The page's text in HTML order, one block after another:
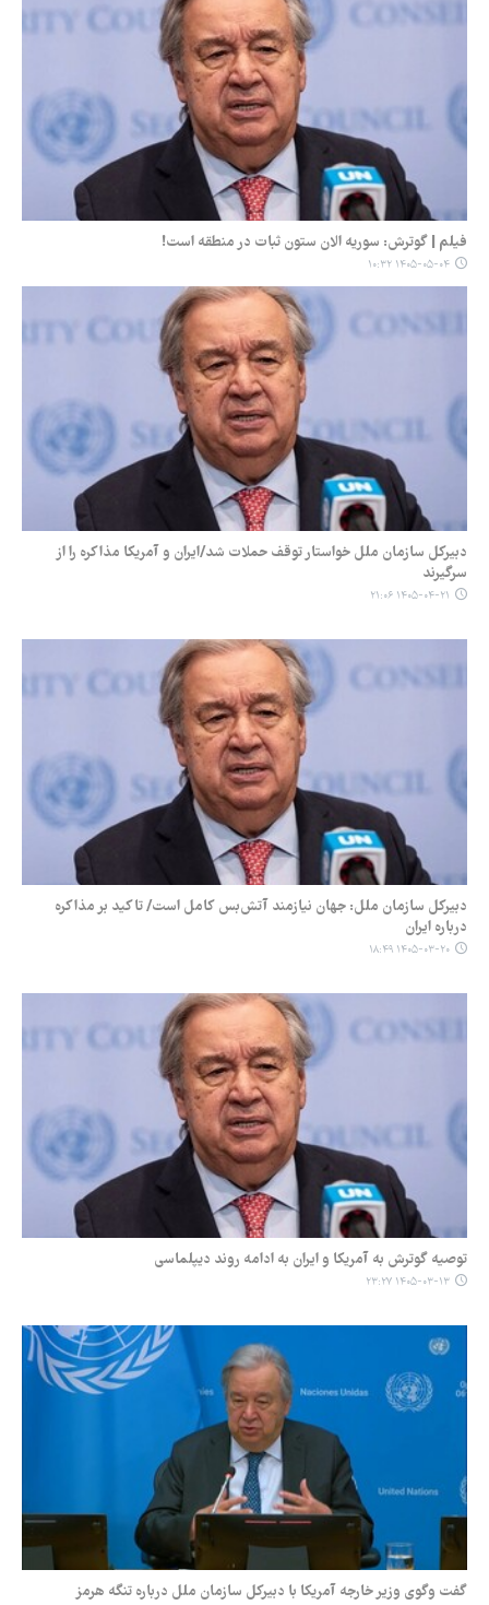
فیلم | گوترش: سوریه الان ستون ثبات در منطقه است!
۱۴۰۵-۰۵-۰۴ ۱۰:۳۲
دبیرکل سازمان ملل خواستار توقف حملات شد/ایران و آمریکا مذاکره را از
سرگیرند
۱۴۰۵-۰۴-۲۱ ۲۱:۰۶
دبیرکل سازمان ملل: جهان نیازمند آتش‌بس کامل است/ تاکید بر مذاکره
درباره ایران
۱۴۰۵-۰۳-۲۰ ۱۸:۴۹
توصیه گوترش به آمریکا و ایران به ادامه روند دیپلماسی
۱۴۰۵-۰۳-۱۳ ۲۳:۲۷
گفت وگوی وزیر خارجه آمریکا با دبیرکل سازمان ملل درباره تنگه هرمز